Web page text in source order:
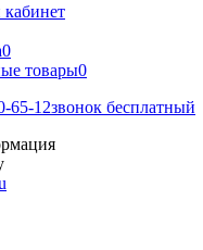
0
товары0
65-12звонок бесплатный